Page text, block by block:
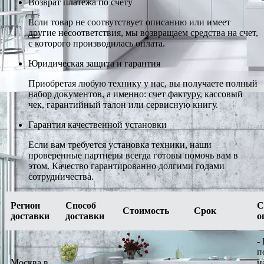
Если товар не соотвутствует описанию или имеет
другие несоответствия, мы возвращаем средства на счет,
с которого производилась оплата.
Юридическая защита и гарантия
Приобретая любую технику у нас, вы получаете полный
набор документов, а именно: счет фактуру, кассовый
чек, гарантийный талон или сервисную книгу.
Гарантия качественной установки
Если вам требуется установка техники, наши
проверенные партнеры всегда готовы помочь вам в
этом. Качество гарантированно долгими годами
сотрудничества.
Регион
доставки
Способ
доставки
Стоимость Срок
-